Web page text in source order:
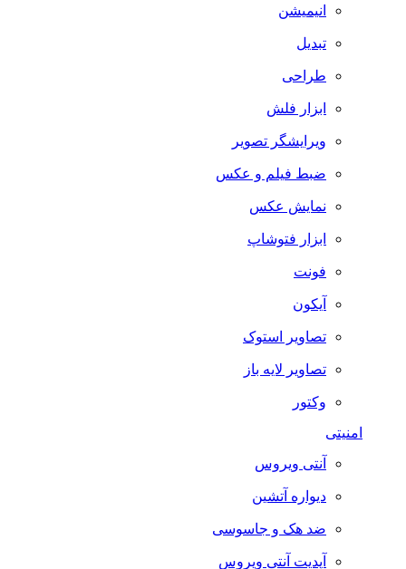
انیمیشن
تبدیل
طراحی
ابزار فلش
ویرایشگر تصویر
ضبط فيلم و عكس
نمایش عکس
ابزار فتوشاپ
فونت
آیکون
تصاویر استوک
تصاویر لایه باز
وکتور
امنیتی
آنتی ویروس
دیواره آتشین
ضد هک و جاسوسی
آپدیت آنتی ویروس